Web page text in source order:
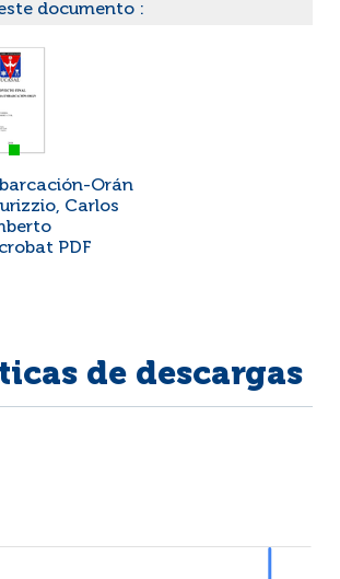
documento :
Orán
Carlos
PDF
de descargas